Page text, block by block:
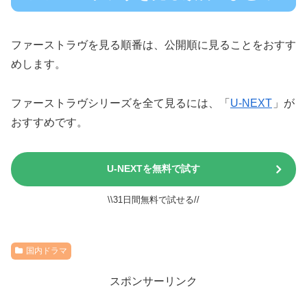
ファーストラヴを見る順番は、公開順に見ることをおすす
めします。
ファーストラヴシリーズを全て見るには、「 U-NEXT 」が
おすすめです。
U-NEXTを無料で試す
\\31日間無料で試せる//
国内ドラマ
スポンサーリンク